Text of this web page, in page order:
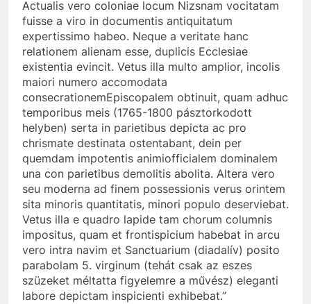
Actualis vero coloniae locum Nizsnam vocitatam
fuisse a viro in documentis antiquitatum
expertissimo habeo. Neque a veritate hanc
relationem alienam esse, duplicis Ecclesiae
existentia evincit. Vetus illa multo amplior, incolis
maiori numero accomodata
consecrationemEpiscopalem obtinuit, quam adhuc
temporibus meis (1765-1800 pásztorkodott
helyben) serta in parietibus depicta ac pro
chrismate destinata ostentabant, dein per
quemdam impotentis animiofficialem dominalem
una con parietibus demolitis abolita. Altera vero
seu moderna ad finem possessionis verus orintem
sita minoris quantitatis, minori populo deserviebat.
Vetus illa e quadro lapide tam chorum columnis
impositus, quam et frontispicium habebat in arcu
vero intra navim et Sanctuarium (diadalív) posito
parabolam 5. virginum (tehát csak az eszes
szüzeket méltatta figyelemre a művész) eleganti
labore depictam inspicienti exhibebat.”